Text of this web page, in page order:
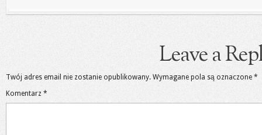
Leave a
Twój adres email nie zostanie opublikowany. Wymagane pola są oznaczone *
Komentarz *